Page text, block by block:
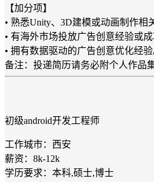
【加分项】
• 熟悉Unity、3D建模或动画制作相
• 有海外市场投放广告创意经验或成
• 拥有数据驱动的广告创意优化经验
备注：投递简历请务必附个人作品集
初级android开发工程师
工作城市：西安
薪资：8k-12k
学历要求：本科,硕士,博士